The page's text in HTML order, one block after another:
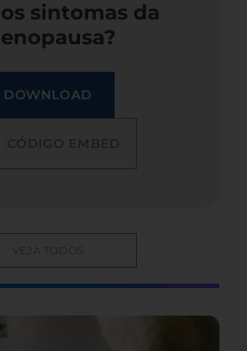
sintomas da
DOWNLOAD
VEJA TODOS